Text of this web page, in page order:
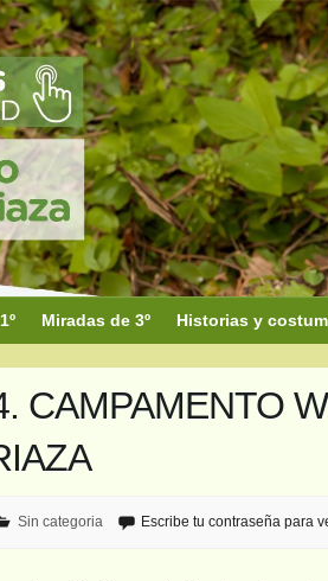
Miradas de 3º Historias y
CAMPAMENTO
Sin categoria Escribe tu contraseña para